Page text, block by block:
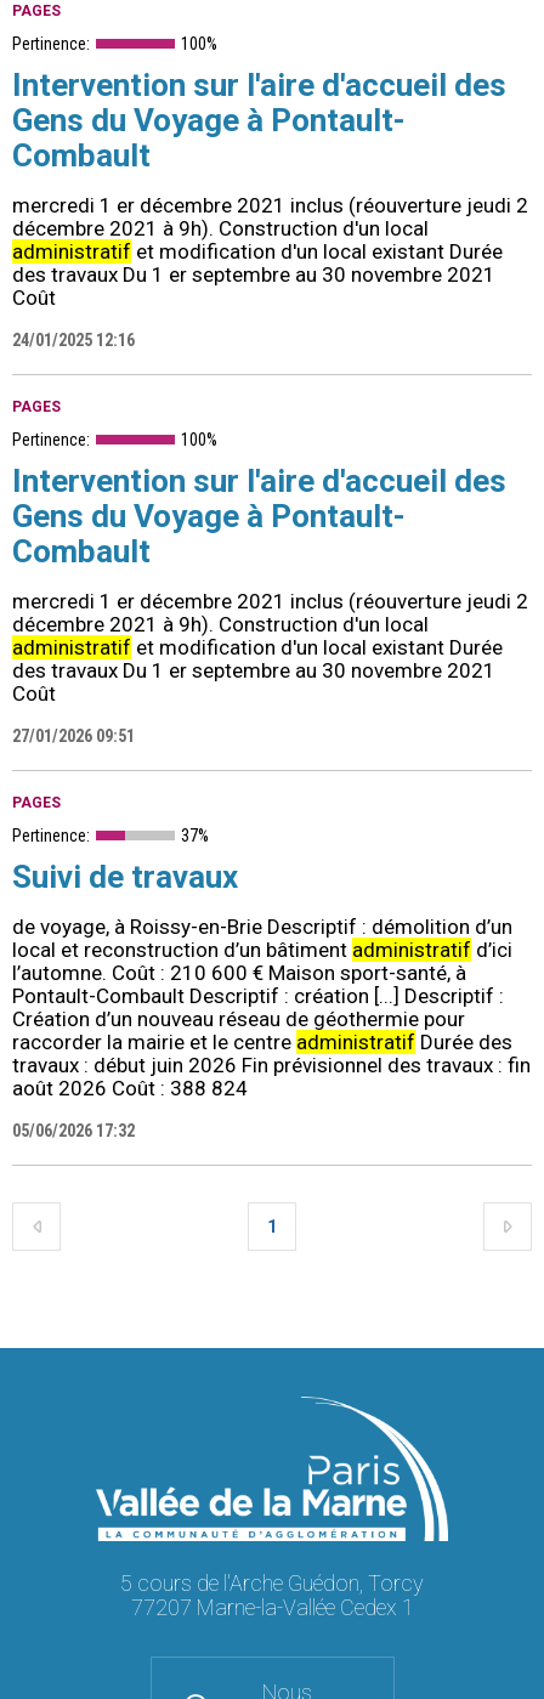
PAGES
Pertinence: 100%
Intervention sur l'aire d'accueil des
Gens du Voyage à Pontault-
Combault
mercredi 1 er décembre 2021 inclus (réouverture jeudi 2
décembre 2021 à 9h). Construction d'un local
administratif et modification d'un local existant Durée
des travaux Du 1 er septembre au 30 novembre 2021
Coût
24/01/2025 12:16
PAGES
Pertinence: 100%
Intervention sur l'aire d'accueil des
Gens du Voyage à Pontault-
Combault
mercredi 1 er décembre 2021 inclus (réouverture jeudi 2
décembre 2021 à 9h). Construction d'un local
administratif et modification d'un local existant Durée
des travaux Du 1 er septembre au 30 novembre 2021
Coût
27/01/2026 09:51
PAGES
Pertinence: 37%
Suivi de travaux
de voyage, à Roissy-en-Brie Descriptif : démolition d’un
local et reconstruction d’un bâtiment administratif d’ici
l’automne. Coût : 210 600 € Maison sport-santé, à
Pontault-Combault Descriptif : création [...] Descriptif :
Création d’un nouveau réseau de géothermie pour
raccorder la mairie et le centre administratif Durée des
travaux : début juin 2026 Fin prévisionnel des travaux : fin
août 2026 Coût : 388 824
05/06/2026 17:32
1
5 cours de l'Arche Guédon, Torcy
77207 Marne-la-Vallée Cedex 1
Nous